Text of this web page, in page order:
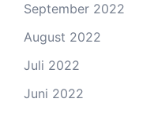
September 2022
August 2022
Juli 2022
Juni 2022